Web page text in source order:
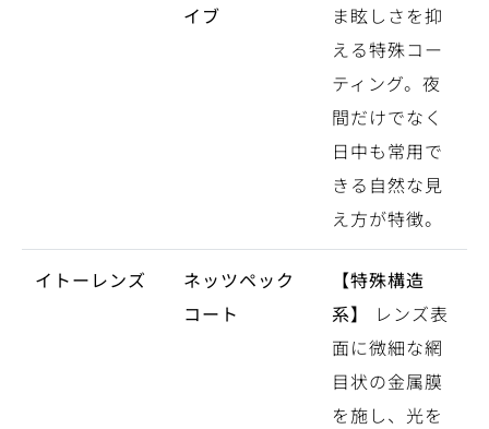
イブ
ま眩しさを抑
える特殊コー
ティング。夜
間だけでなく
日中も常用で
きる自然な見
え方が特徴。
イトーレンズ
ネッツペック
コート
【特殊構造
系】
レンズ表
面に微細な網
目状の金属膜
を施し、光を